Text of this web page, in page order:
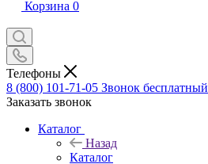
Корзина 0
Телефоны
8 (800) 101-71-05 Звонок бесплатный
Заказать звонок
Каталог
Назад
Каталог